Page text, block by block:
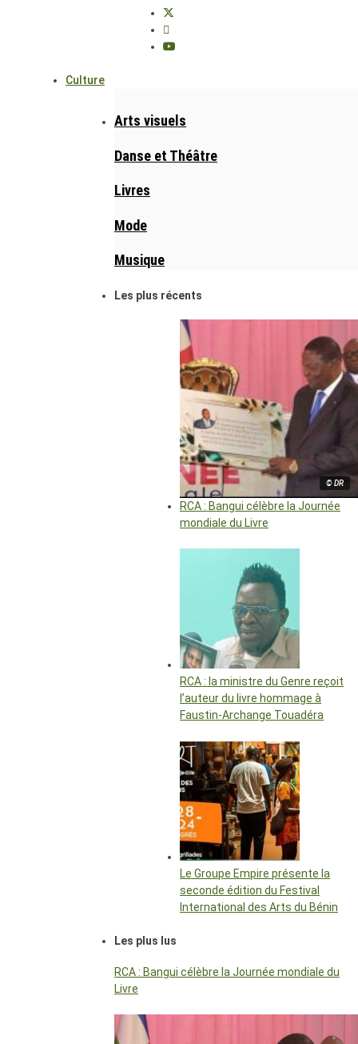
Culture
Arts visuels
Danse et Théâtre
Livres
Mode
Musique
Les plus récents
© DR
RCA : Bangui célèbre la Journée
mondiale du Livre
RCA : la ministre du Genre reçoit
l’auteur du livre hommage à
Faustin-Archange Touadéra
Le Groupe Empire présente la
seconde édition du Festival
International des Arts du Bénin
Les plus lus
RCA : Bangui célèbre la Journée mondiale du
Livre